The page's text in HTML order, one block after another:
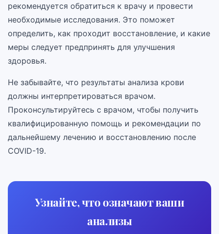
рекомендуется обратиться к врачу и провести
необходимые исследования. Это поможет
определить, как проходит восстановление, и какие
меры следует предпринять для улучшения
здоровья.
Не забывайте, что результаты анализа крови
должны интерпретироваться врачом.
Проконсультируйтесь с врачом, чтобы получить
квалифицированную помощь и рекомендации по
дальнейшему лечению и восстановлению после
COVID-19.
Узнайте, что означают ваши
анализы